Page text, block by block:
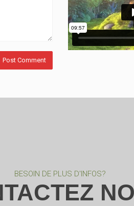
BESOIN DE PLUS D'INFOS?